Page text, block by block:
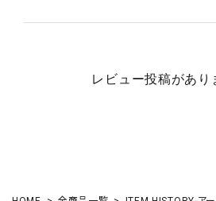
レビュー投稿があり